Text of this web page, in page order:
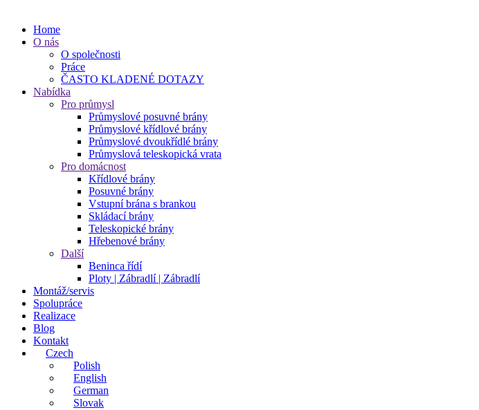
Home
O nás
O společnosti
Práce
ČASTO KLADENÉ DOTAZY
Nabídka
Pro průmysl
Průmyslové posuvné brány
Průmyslové křídlové brány
Průmyslové dvoukřídlé brány
Průmyslová teleskopická vrata
Pro domácnost
Křídlové brány
Posuvné brány
Vstupní brána s brankou
Skládací brány
Teleskopické brány
Hřebenové brány
Další
Beninca řídí
Ploty | Zábradlí | Zábradlí
Montáž/servis
Spolupráce
Realizace
Blog
Kontakt
Czech
Polish
English
German
Slovak